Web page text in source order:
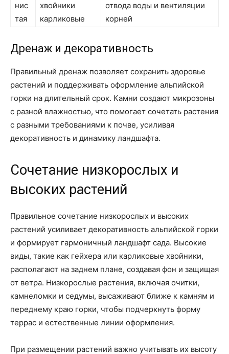
нис
тая
хвойники
карликовые
отвода воды и вентиляции
корней
Дренаж и декоративность
Правильный дренаж позволяет сохранить здоровье
растений и поддерживать оформление альпийской
горки на длительный срок. Камни создают микрозоны
с разной влажностью, что помогает сочетать растения
с разными требованиями к почве, усиливая
декоративность и динамику ландшафта.
Сочетание низкорослых и
высоких растений
Правильное сочетание низкорослых и высоких
растений усиливает декоративность альпийской горки
и формирует гармоничный ландшафт сада. Высокие
виды, такие как гейхера или карликовые хвойники,
располагают на заднем плане, создавая фон и защищая
от ветра. Низкорослые растения, включая очитки,
камнеломки и седумы, высаживают ближе к камням и
переднему краю горки, чтобы подчеркнуть форму
террас и естественные линии оформления.
При размещении растений важно учитывать их высоту